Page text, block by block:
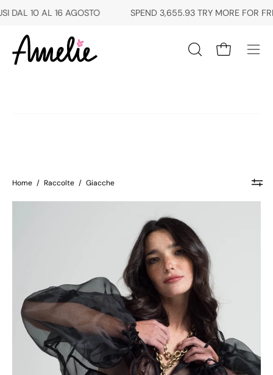
Salta
contenuto
SPEND3,655.93 TRYMORE FOR FREE SHIPPING |
Apri
Apri carrello
Apri
Home / Raccolte / Giacche
bomber
in
organza